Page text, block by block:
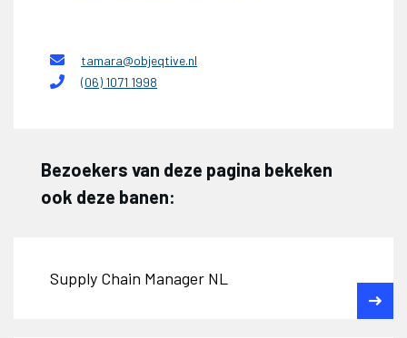
tamara@objeqtive.nl
(06) 1071 1998
Bezoekers van deze pagina bekeken
ook deze banen:
Supply Chain Manager NL